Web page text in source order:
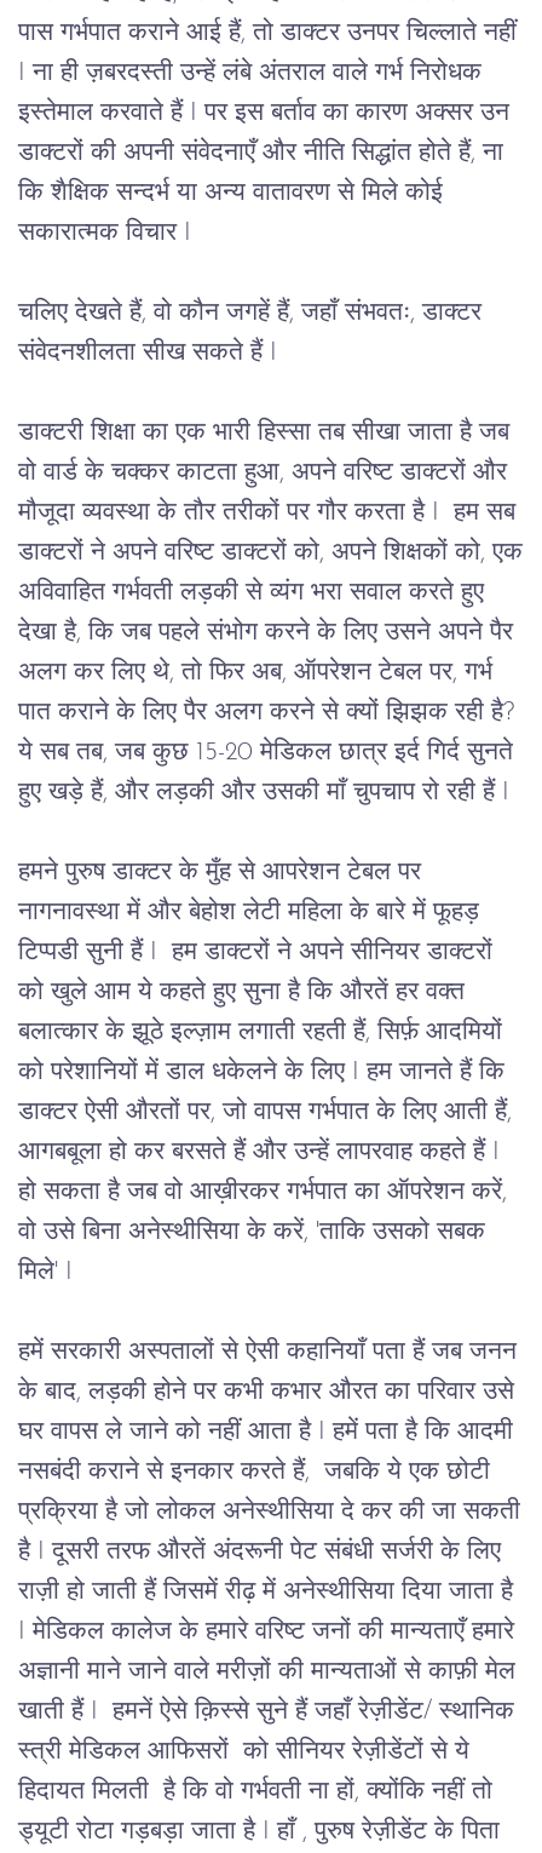
पास गर्भपात कराने आई हैं, तो डाक्टर उनपर चिल्लाते नहीं
I ना ही ज़बरदस्ती उन्हें लंबे अंतराल वाले गर्भ निरोधक
इस्तेमाल करवाते हैं I पर इस बर्ताव का कारण अक्सर उन
डाक्टरों की अपनी संवेदनाएँ और नीति सिद्धांत होते हैं, ना
कि शैक्षिक सन्दर्भ या अन्य वातावरण से मिले कोई
सकारात्मक विचार I
चलिए देखते हैं, वो कौन जगहें हैं, जहाँ संभवतः, डाक्टर
संवेदनशीलता सीख सकते हैं I
डाक्टरी शिक्षा का एक भारी हिस्सा तब सीखा जाता है जब
वो वार्ड के चक्कर काटता हुआ, अपने वरिष्ट डाक्टरों और
मौजूदा व्यवस्था के तौर तरीकों पर गौर करता है I हम सब
डाक्टरों ने अपने वरिष्ट डाक्टरों को, अपने शिक्षकों को, एक
अविवाहित गर्भवती लड़की से व्यंग भरा सवाल करते हुए
देखा है, कि जब पहले संभोग करने के लिए उसने अपने पैर
अलग कर लिए थे, तो फिर अब, ऑपरेशन टेबल पर, गर्भ
पात कराने के लिए पैर अलग करने से क्यों झिझक रही है?
ये सब तब, जब कुछ 15-20 मेडिकल छात्र इर्द गिर्द सुनते
हुए खड़े हैं, और लड़की और उसकी माँ चुपचाप रो रही हैं I
हमने पुरुष डाक्टर के मुँह से आपरेशन टेबल पर
नागनावस्था में और बेहोश लेटी महिला के बारे में फूहड़
टिप्पडी सुनी हैं I  हम डाक्टरों ने अपने सीनियर डाक्टरों
को खुले आम ये कहते हुए सुना है कि औरतें हर वक्त
बलात्कार के झूठे इल्ज़ाम लगाती रहती हैं, सिर्फ़ आदमियों
को परेशानियों में डाल धकेलने के लिए I हम जानते हैं कि
डाक्टर ऐसी औरतों पर, जो वापस गर्भपात के लिए आती हैं,
आगबबूला हो कर बरसते हैं और उन्हें लापरवाह कहते हैं I
हो सकता है जब वो आख़ीरकर गर्भपात का ऑपरेशन करें,
वो उसे बिना अनेस्थीसिया के करें, 'ताकि उसको सबक
मिले' I
हमें सरकारी अस्पतालों से ऐसी कहानियाँ पता हैं जब जनन
के बाद, लड़की होने पर कभी कभार औरत का परिवार उसे
घर वापस ले जाने को नहीं आता है I हमें पता है कि आदमी
नसबंदी कराने से इनकार करते हैं, जबकि ये एक छोटी
प्रक्रिया है जो लोकल अनेस्थीसिया दे कर की जा सकती
है I दूसरी तरफ औरतें अंदरूनी पेट संबंधी सर्जरी के लिए
राज़ी हो जाती हैं जिसमें रीढ़ में अनेस्थीसिया दिया जाता है
I मेडिकल कालेज के हमारे वरिष्ट जनों की मान्यताएँ हमारे
अज्ञानी माने जाने वाले मरीज़ों की मान्यताओं से काफ़ी मेल
खाती हैं I हमनें ऐसे क़िस्से सुने हैं जहाँ रेज़ीडेंट/ स्थानिक
स्त्री मेडिकल आफिसरों को सीनियर रेज़ीडेंटों से ये
हिदायत मिलती है कि वो गर्भवती ना हों, क्योंकि नहीं तो
ड्यूटी रोटा गड़बड़ा जाता है I हाँ , पुरुष रेज़ीडेंट के पिता